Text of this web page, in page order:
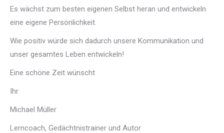
Es wächst zum besten eigenen Selbst heran und entwickeln
eine eigene Persönlichkeit.
Wie positiv würde sich dadurch unsere Kommunikation und
unser gesamtes Leben entwickeln!
Eine schöne Zeit wünscht
Ihr
Michael Müller
Lerncoach, Gedächtnistrainer und Autor